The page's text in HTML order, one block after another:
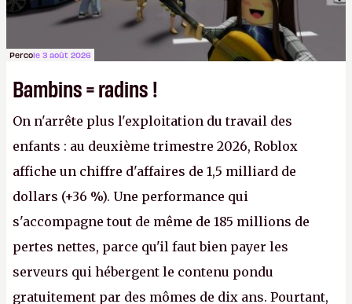
Percole 3 août 2026
Bambins = radins !
On n'arrête plus l'exploitation du travail des
enfants : au deuxième trimestre 2026, Roblox
affiche un chiffre d'affaires de 1,5 milliard de
dollars (+36 %). Une performance qui
s'accompagne tout de même de 185 millions de
pertes nettes, parce qu'il faut bien payer les
serveurs qui hébergent le contenu pondu
gratuitement par des mômes de dix ans. Pourtant,